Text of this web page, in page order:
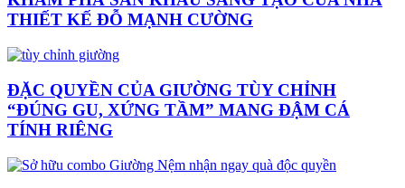
THIẾT KẾ ĐỖ MẠNH CƯỜNG
ĐẶC QUYỀN CỦA GIƯỜNG TÙY CHỈNH
“ĐÚNG GU, XỨNG TẦM” MANG ĐẬM CÁ
TÍNH RIÊNG